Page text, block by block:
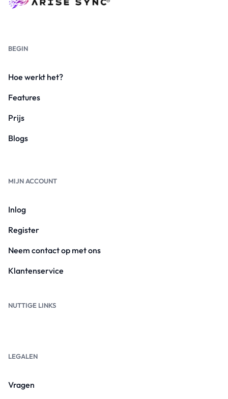
BEGIN
Hoe werkt het?
Features
Prijs
Blogs
MIJN ACCOUNT
Inlog
Register
Neem contact op met ons
Klantenservice
NUTTIGE LINKS
LEGALEN
Vragen